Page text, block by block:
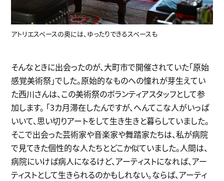
アトリエスペースの奥には、ゆったりできるスペースも
そんなときに出会ったのが、大町市で開催されていた「原始
感覚美術祭」でした。原始的なものへの憧れが芽生えてい
た西川さんは、この美術祭のボランティアスタッフとして参
加します。 「3カ月滞在したんですが、へんてこな人がいっぱ
いいて、思い切りアートをして生き生きと暮らしていました。
そこで出会った芸術家や音楽家や舞踏家たちは、私が病院
で見てきた個性的な人たちとどこか似ていました。人間は、
病院にいけば病人になるけど、アーティストになれば、アー
ティストとして生きられるのかもしれない。ならば、アーティ